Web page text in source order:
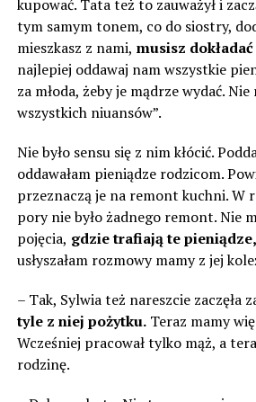
kupować. Tata też to zauważył i
tym samym tonem, co do siostry,
mieszkasz z nami, musisz
najlepiej oddawaj nam wszystkie
za młoda, żeby je mądrze wydać.
wszystkich niuansów”.
Nie było sensu się z nim kłócić.
oddawałam pieniądze rodzicom.
przeznaczą je na remont kuchni. W
pory nie było żadnego remont. Nie
pojęcia, gdzie trafiają te pieniądze,
usłyszałam rozmowy mamy z jej
– Tak, Sylwia też nareszcie zaczęła
tyle z niej pożytku.Teraz mamy
Wcześniej pracował tylko mąż, a
rodzinę.